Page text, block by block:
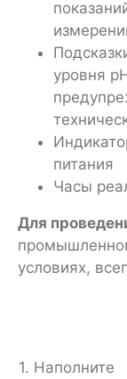
уровня
питания
Часы
Для
условиях,
1. Наполните